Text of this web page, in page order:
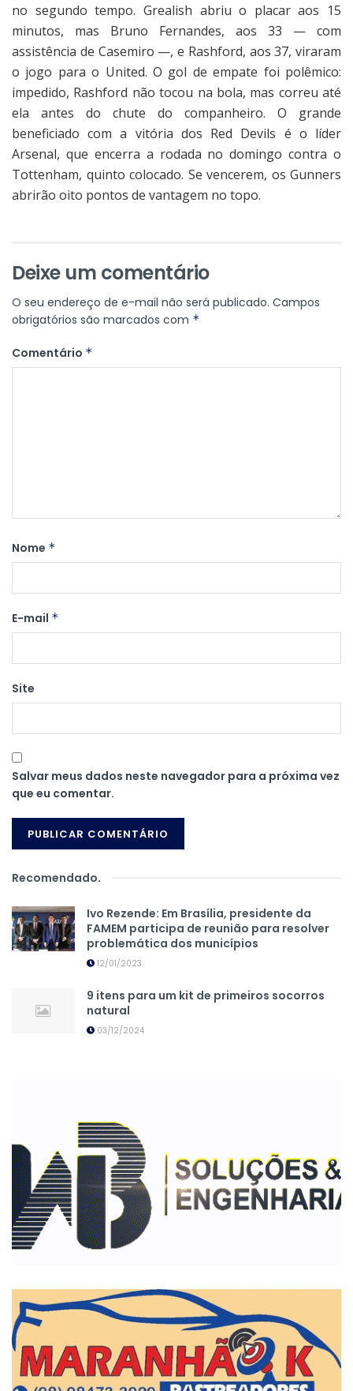
no segundo tempo. Grealish abriu o placar aos 15
minutos, mas Bruno Fernandes, aos 33 — com
assistência de Casemiro —, e Rashford, aos 37, viraram
o jogo para o United. O gol de empate foi polêmico:
impedido, Rashford não tocou na bola, mas correu até
ela antes do chute do companheiro. O grande
beneficiado com a vitória dos Red Devils é o líder
Arsenal, que encerra a rodada no domingo contra o
Tottenham, quinto colocado. Se vencerem, os Gunners
abrirão oito pontos de vantagem no topo.
Deixe um comentário
O seu endereço de e-mail não será publicado. Campos
obrigatórios são marcados com *
Comentário *
Nome *
E-mail *
Site
Salvar meus dados neste navegador para a próxima vez
que eu comentar.
Recomendado.
Ivo Rezende: Em Brasília, presidente da
FAMEM participa de reunião para resolver
problemática dos municípios
12/01/2023
9 itens para um kit de primeiros socorros
natural
03/12/2024